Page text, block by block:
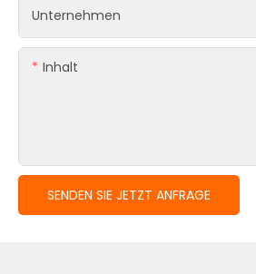
Unternehmen
Inhalt
SENDEN SIE JETZT ANFRAGE